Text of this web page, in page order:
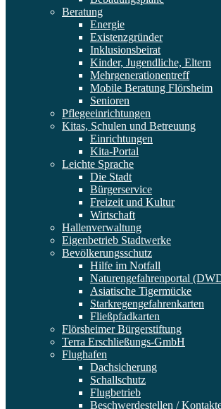
Beratung
Energie
Existenzgründer
Inklusionsbeirat
Kinder, Jugendliche, Eltern
Mehrgenerationentreff
Mobile Beratung Flörsheim
Senioren
Pflegeeinrichtungen
Kitas, Schulen und Betreuung
Einrichtungen
Kita-Portal
Leichte Sprache
Die Stadt
Bürgerservice
Freizeit und Kultur
Wirtschaft
Hallenverwaltung
Eigenbetrieb Stadtwerke
Bevölkerungsschutz
Hilfe im Notfall
Naturengefahrenportal
Asiatische Tigermücke
Starkregengefahrenkarten
Fließpfadkarten
Flörsheimer Bürgerstiftung
Terra Erschließungs-GmbH
Flughafen
Dachsicherung
Schallschutz
Flugbetrieb
Beschwerdestellen /